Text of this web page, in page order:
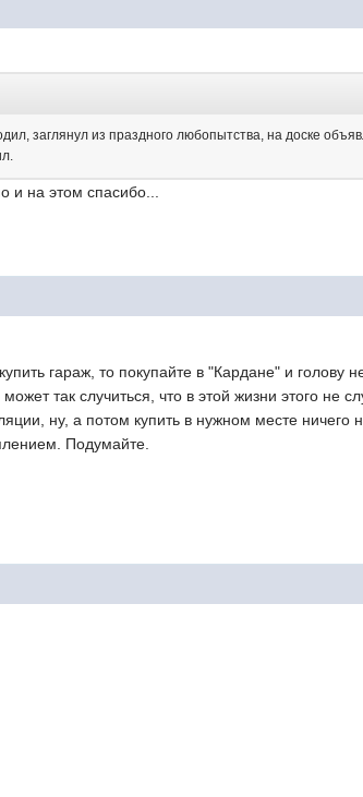
заглянул из праздного любопытства, на доске
и на этом спасибо...
гараж, то покупайте в "Кардане" и
так случиться, что в этой жизни этого не
ну, а потом купить в нужном месте
Подумайте.